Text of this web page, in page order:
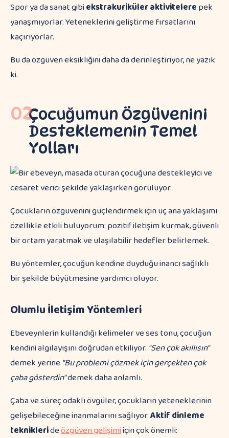
Spor ya da sanat gibiekstrakuriküler aktivitelerepek
yanaşmıyorlar. Yeteneklerini geliştirme fırsatlarını
kaçırıyorlar.
Bu da özgüven eksikliğini daha da derinleştiriyor, ne yazık
ki.
02Çocuğumun Özgüvenini
Desteklemenin Temel
Yolları
Çocukların özgüvenini güçlendirmek için üç ana yaklaşımı
özellikle etkili buluyorum: pozitif iletişim kurmak, güvenli
bir ortam yaratmak ve ulaşılabilir hedefler belirlemek.
Bu yöntemler, çocuğun kendine duyduğu inancı sağlıklı
bir şekilde büyütmesine yardımcı oluyor.
Olumlu İletişim Yöntemleri
Ebeveynlerin kullandığı kelimeler ve ses tonu, çocuğun
kendini algılayışını doğrudan etkiliyor. "Sen çok akıllısın"
demek yerine"Bu problemi çözmek için gerçekten çok
çaba gösterdin"demek daha anlamlı.
Çaba ve süreç odaklı övgüler, çocukların yeteneklerinin
gelişebileceğine inanmalarını sağlıyor.Aktif dinleme
tekniklerideözgüven gelişimiiçin çok önemli: